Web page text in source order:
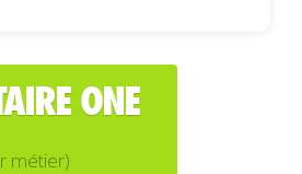
ONE
métier)